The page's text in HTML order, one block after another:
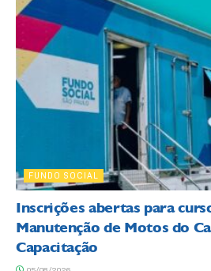
FUNDO SOCIAL
Inscrições abertas para
Manutenção de Motos do
Capacitação